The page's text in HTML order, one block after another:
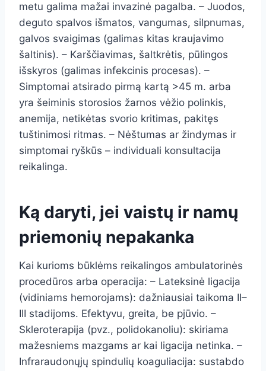
metu galima mažai invazinė pagalba. – Juodos,
deguto spalvos išmatos, vangumas, silpnumas,
galvos svaigimas (galimas kitas kraujavimo
šaltinis). – Karščiavimas, šaltkrėtis, pūlingos
išskyros (galimas infekcinis procesas). –
Simptomai atsirado pirmą kartą >45 m. arba
yra šeiminis storosios žarnos vėžio polinkis,
anemija, netikėtas svorio kritimas, pakitęs
tuštinimosi ritmas. – Nėštumas ar žindymas ir
simptomai ryškūs – individuali konsultacija
reikalinga.
Ką daryti, jei vaistų ir namų
priemonių nepakanka
Kai kurioms būklėms reikalingos ambulatorinės
procedūros arba operacija: – Lateksinė ligacija
(vidiniams hemorojams): dažniausiai taikoma II–
III stadijoms. Efektyvu, greita, be pjūvio. –
Skleroterapija (pvz., polidokanoliu): skiriama
mažesniems mazgams ar kai ligacija netinka. –
Infraraudonųjų spindulių koaguliacija: sustabdo